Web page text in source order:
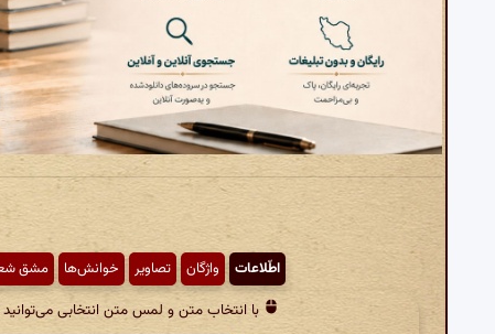
اطّلاعات واژگان تصاویر خوانش‌ها مشق
با انتخاب متن و لمس متن انتخابی